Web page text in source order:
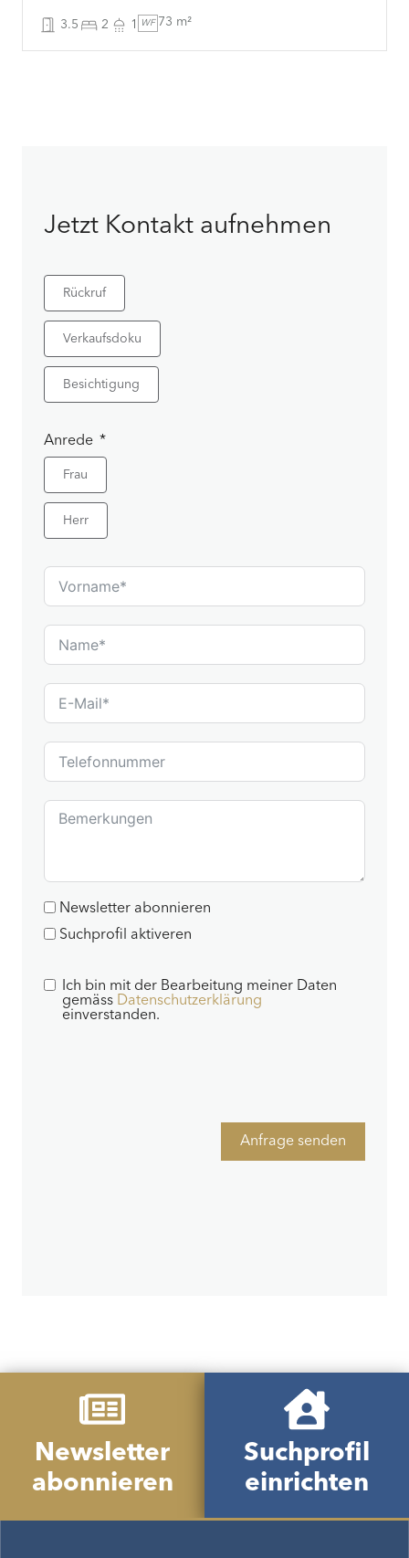
3.5 2 1 WF 73 m²
Jetzt Kontakt aufnehmen
Rückruf
Verkaufsdoku
Besichtigung
Anrede
Frau
Herr
Newsletter abonnieren
Suchprofil aktiveren
Ich bin mit der Bearbeitung meiner Daten
gemäss Datenschutzerklärung
einverstanden.
Anfrage senden
Newsletter
abonnieren
Suchprofil
einrichten